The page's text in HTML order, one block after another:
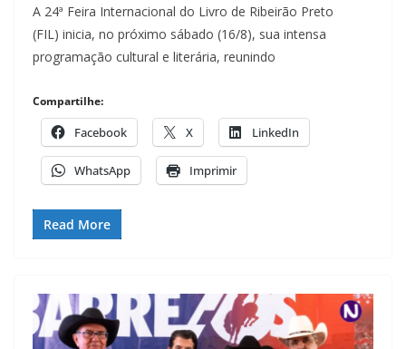
A 24ª Feira Internacional do Livro de Ribeirão Preto
(FIL) inicia, no próximo sábado (16/8), sua intensa
programação cultural e literária, reunindo
Compartilhe:
Facebook X LinkedIn
WhatsApp Imprimir
Read More